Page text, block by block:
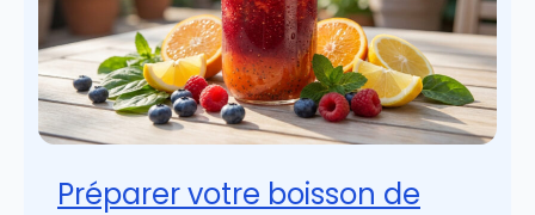
Préparer votre boisson de